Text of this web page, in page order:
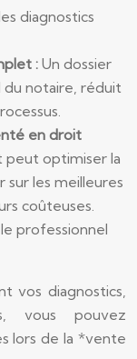
diagnostics
: Un dossier
notaire, réduit
en droit
optimiser la
sur les meilleures
coûteuses.
professionnel
vos diagnostics,
vous pouvez
lors de la *vente